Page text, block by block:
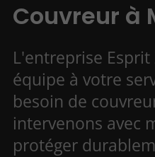
Couvreur à
L'entreprise
équipe à votre
besoin de
intervenons avec
protéger